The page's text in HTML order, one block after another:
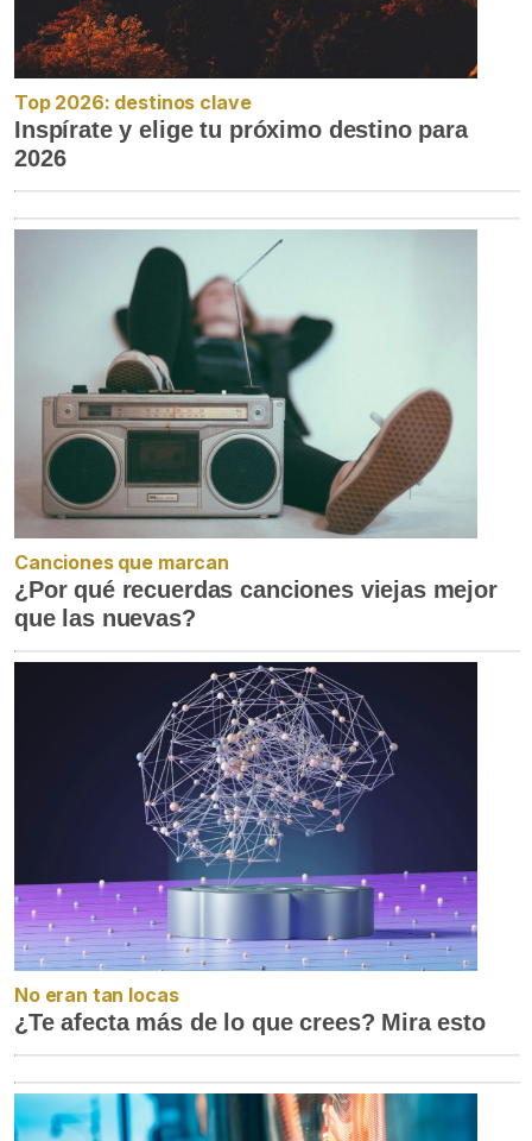
Top 2026: destinos clave
Inspírate y elige tu próximo destino para
2026
Canciones que marcan
¿Por qué recuerdas canciones viejas mejor
que las nuevas?
No eran tan locas
¿Te afecta más de lo que crees? Mira esto